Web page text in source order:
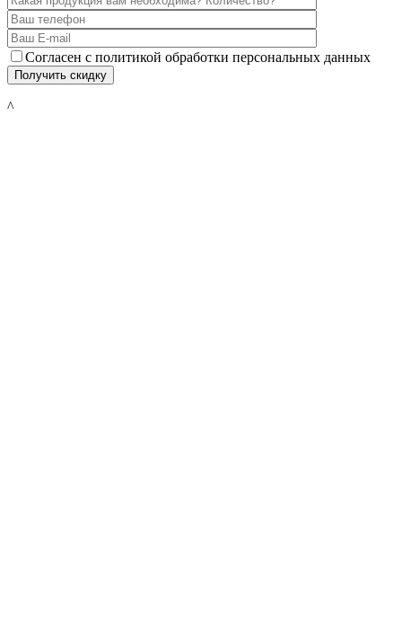
Согласен с политикой обработки персональных данных
^